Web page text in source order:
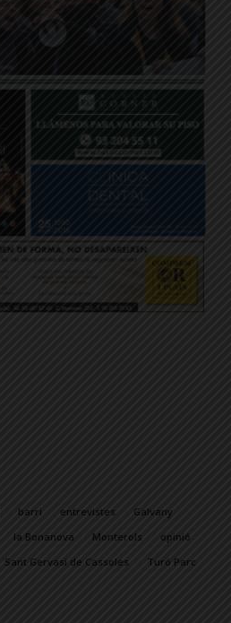
barri entrevistes
Galvany
la Bonanova Monterols
opinió
Sant Gervasi de Cassoles Turó Parc